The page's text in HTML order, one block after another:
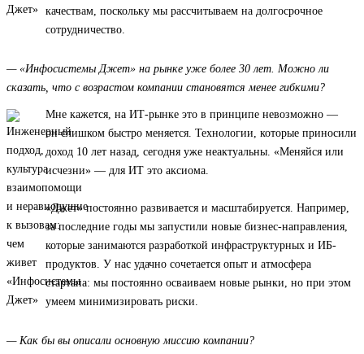
качествам, поскольку мы рассчитываем на долгосрочное
сотрудничество.
— «Инфосистемы Джет» на рынке уже более 30 лет. Можно ли
сказать, что с возрастом компании становятся менее гибкими?
Мне кажется, на ИТ-рынке это в принципе невозможно —
он слишком быстро меняется. Технологии, которые приносили
доход 10 лет назад, сегодня уже неактуальны. «Меняйся или
исчезни» — для ИТ это аксиома.
«Джет» постоянно развивается и масштабируется. Например,
за последние годы мы запустили новые бизнес-направления,
которые занимаются разработкой инфраструктурных и ИБ-
продуктов. У нас удачно сочетается опыт и атмосфера
стартапа: мы постоянно осваиваем новые рынки, но при этом
умеем минимизировать риски.
— Как бы вы описали основную миссию компании?